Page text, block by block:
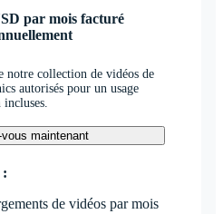
par mois facturé
notre collection de vidéos de
autorisés pour un usage
maintenant
:
de vidéos par mois